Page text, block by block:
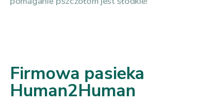
Firmowa pasieka
Human2Human